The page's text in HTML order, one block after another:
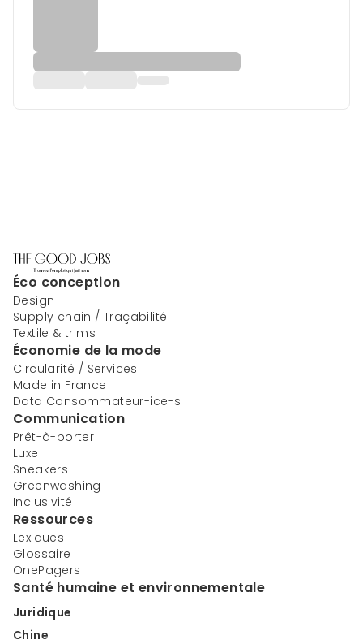
Éco conception
Design
Supply chain / Traçabilité
Textile & trims
Économie de la mode
Circularité / Services
Made in France
Data Consommateur-ice-s
Communication
Prêt-à-porter
Luxe
Sneakers
Greenwashing
Inclusivité
Ressources
Lexiques
Glossaire
OnePagers
Santé humaine et environnementale
Juridique
Chine